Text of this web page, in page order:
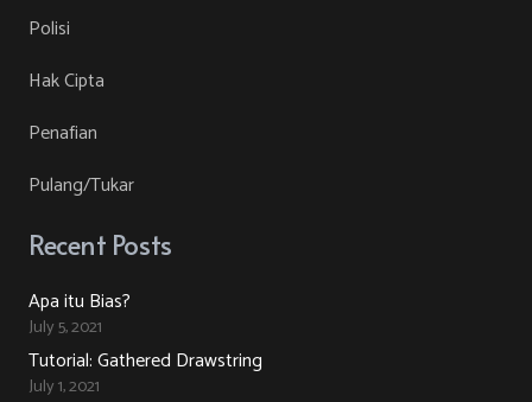
Polisi
Hak Cipta
Penafian
Pulang/Tukar
Recent Posts
Apa itu Bias?
July 5, 2021
Tutorial: Gathered Drawstring
July 1, 2021